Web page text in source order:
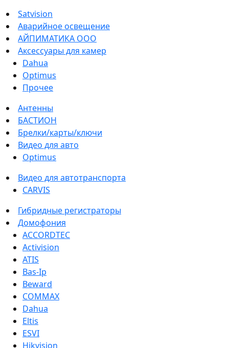
Satvision
Аварийное освещение
АЙПИМАТИКА ООО
Аксессуары для камер
Dahua
Optimus
Прочее
Антенны
БАСТИОН
Брелки/карты/ключи
Видео для авто
Optimus
Видео для автотранспорта
CARVIS
Гибридные регистраторы
Домофония
ACCORDTEC
Activision
ATIS
Bas-Ip
Beward
COMMAX
Dahua
Eltis
ESVI
Hikvision